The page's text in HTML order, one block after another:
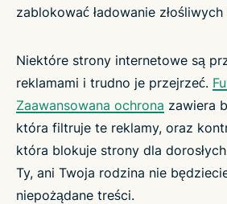
zablokować ładowanie złośliwych
Niektóre strony internetowe są
reklamami i trudno je przejrzeć.
Zaawansowana ochrona zawiera
która filtruje te reklamy, oraz
która blokuje strony dla
Ty, ani Twoja rodzina nie
niepożądane treści.